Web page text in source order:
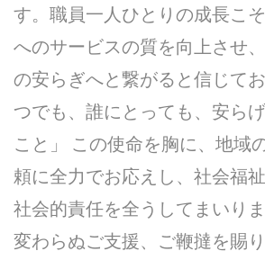
す。職員一人ひとりの成長こ
へのサービスの質を向上させ
の安らぎへと繋がると信じて
つでも、誰にとっても、安ら
こと」 この使命を胸に、地域
頼に全力でお応えし、社会福
社会的責任を全うしてまいり
変わらぬご支援、ご鞭撻を賜